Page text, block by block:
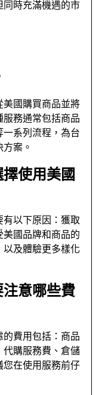
同時充滿機遇的市
美國購買商品並將
務通常包括商品
系列流程，為台
案。
使用美國
以下原因：獲取
國品牌和商品的
以及體驗更多樣化
意哪些費
費用包括：商品
代購服務費、倉儲
您在使用服務前仔